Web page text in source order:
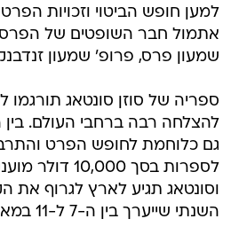
למען חופש הביטוי וזכויות
אתמול חבר השופטים של
שמעון פרס, פרופ' שמעון
להצלחה רבה ברחבי העולם. בין
גם כלוחמת לחופש הפרט
לספרות בסך
וסונטאג תגיע לארץ לגרוף את
השנתי שייערך בין ה-7 ל-11 במאי.